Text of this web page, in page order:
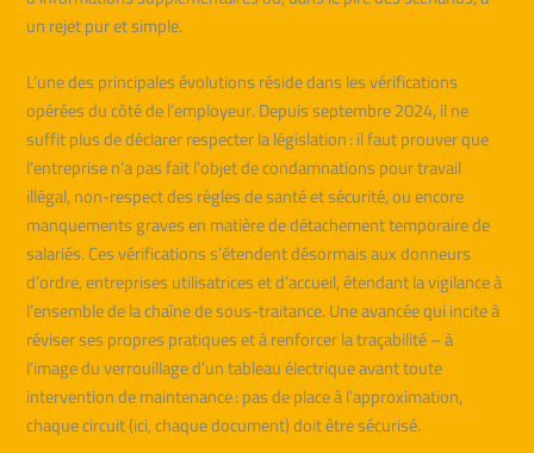
un rejet pur et simple.
L’une des principales évolutions réside dans les vérifications
opérées du côté de l’employeur. Depuis septembre 2024, il ne
suffit plus de déclarer respecter la législation : il faut prouver que
l’entreprise n’a pas fait l’objet de condamnations pour travail
illégal, non-respect des règles de santé et sécurité, ou encore
manquements graves en matière de détachement temporaire de
salariés. Ces vérifications s’étendent désormais aux donneurs
d’ordre, entreprises utilisatrices et d’accueil, étendant la vigilance à
l’ensemble de la chaîne de sous-traitance. Une avancée qui incite à
réviser ses propres pratiques et à renforcer la traçabilité – à
l’image du verrouillage d’un tableau électrique avant toute
intervention de maintenance : pas de place à l’approximation,
chaque circuit (ici, chaque document) doit être sécurisé.